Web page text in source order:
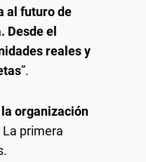
al futuro de
Desde el
reales y
”.
la organización
primera